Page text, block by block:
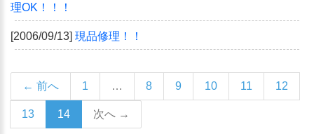
理OK！！！
[2006/09/13] 現品修理！！
← 前へ 1 … 8 9 10 11 12
13 14 次へ →